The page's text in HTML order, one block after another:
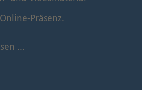
Präsenz.
...